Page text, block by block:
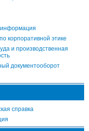
корпоративной этике
и производственная
документооборот
справка